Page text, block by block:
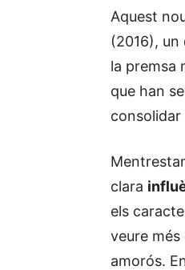
Aquest
(2016),
la premsa
que han
consolidar
clara
els
veure més
amorós.